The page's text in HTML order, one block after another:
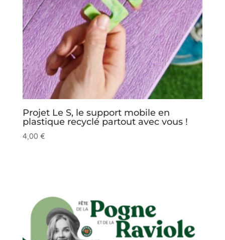
Projet Le S, le support mobile en
plastique recyclé partout avec vous !
4,00 €